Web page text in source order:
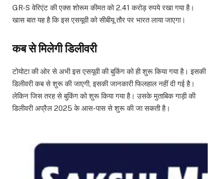
GR-S वेरिएंट की एक्‍स शोरूम कीमत को 2.41 करोड़ रुपये रखा गया है।
खास बात यह है कि इस एसयूवी को सीबीयू तौर पर भारत लाया जाएगा।
कब से मिलेगी डिलीवरी
टोयोटा की ओर से अभी इस एसयूवी की बुकिंग को ही शुरू किया गया है। इसकी
डिलीवरी कब से शुरू की जाएगी, इसकी जानकारी फिलहाल नहीं दी गई है।
लेकिन जिस तरह से बुकिंग को शुरू किया गया है। उसके मुताबिक गाड़ी की
डिलीवरी अप्रैल 2025 के आस-पास से शुरू की जा सकती है।